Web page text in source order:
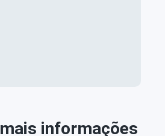
mais informações